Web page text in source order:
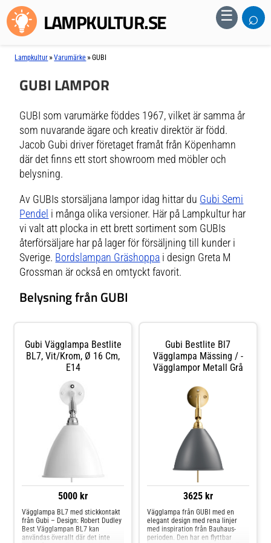
LAMPKULTUR.SE ☰ ⌕
Lampkultur »Varumärke »GUBI
GUBI LAMPOR
GUBI som varumärke föddes 1967, vilket är samma år
som nuvarande ägare och kreativ direktör är född.
Jacob Gubi driver företaget framåt från Köpenhamn
där det finns ett stort showroom med möbler och
belysning.
Av GUBIs storsäljana lampor idag hittar du Gubi Semi
Pendel i många olika versioner. Här på Lampkultur har
vi valt att plocka in ett brett sortiment som GUBIs
återförsäljare har på lager för försäljning till kunder i
Sverige. Bordslampan Gräshoppa i design Greta M
Grossman är också en omtyckt favorit.
Belysning från GUBI
Gubi Vägglampa Bestlite
BL7, Vit/krom, Ø 16 Cm,
E14
5000 kr
Vägglampa BL7 med stickkontakt
från Gubi – Design: Robert Dudley
Best Vägglampan BL7 kan
användas överallt där det inte
Gubi Bestlite Bl7
Vägglampa Mässing / -
Vägglampor Metall Grå
3625 kr
Vägglampa från GUBI med en
elegant design med rena linjer
med inspiration från Bauhaus-
perioden. Den har en flyttbar